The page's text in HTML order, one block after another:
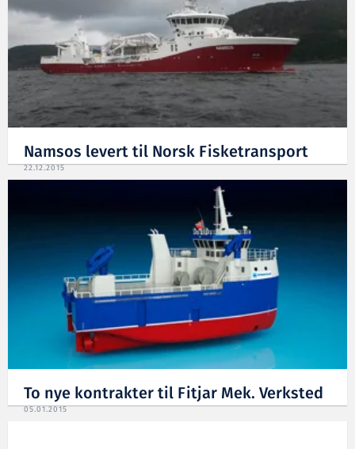
Namsos levert til Norsk Fisketransport
22.12.2015
To nye kontrakter til Fitjar Mek. Verksted
05.01.2015